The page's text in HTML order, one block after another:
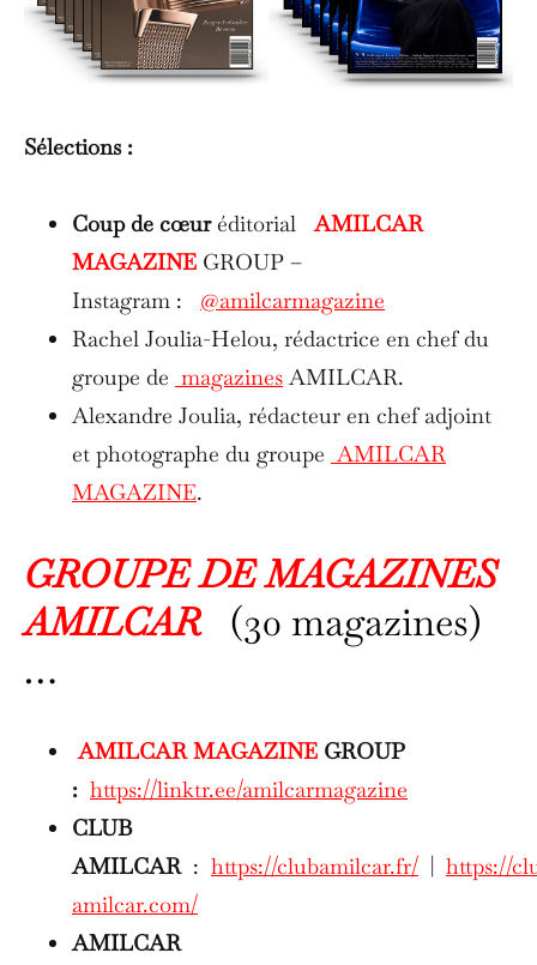
Sélections :
Coup de cœuréditorial
AMILCAR
MAGAZINE GROUP –
Instagram : @amilcarmagazine
Rachel Joulia-Helou, rédactrice en chef du
groupe de magazinesAMILCAR.
Alexandre Joulia, rédacteur en chef adjoint
et photographe du groupe AMILCAR
MAGAZINE.
GROUPE DE MAGAZINES
AMILCAR
(30 magazines)
…
AMILCAR MAGAZINE GROUP
: https://linktr.ee/amilcarmagazine
CLUB
AMILCAR : https://clubamilcar.fr/
https://
amilcar.com/
AMILCAR